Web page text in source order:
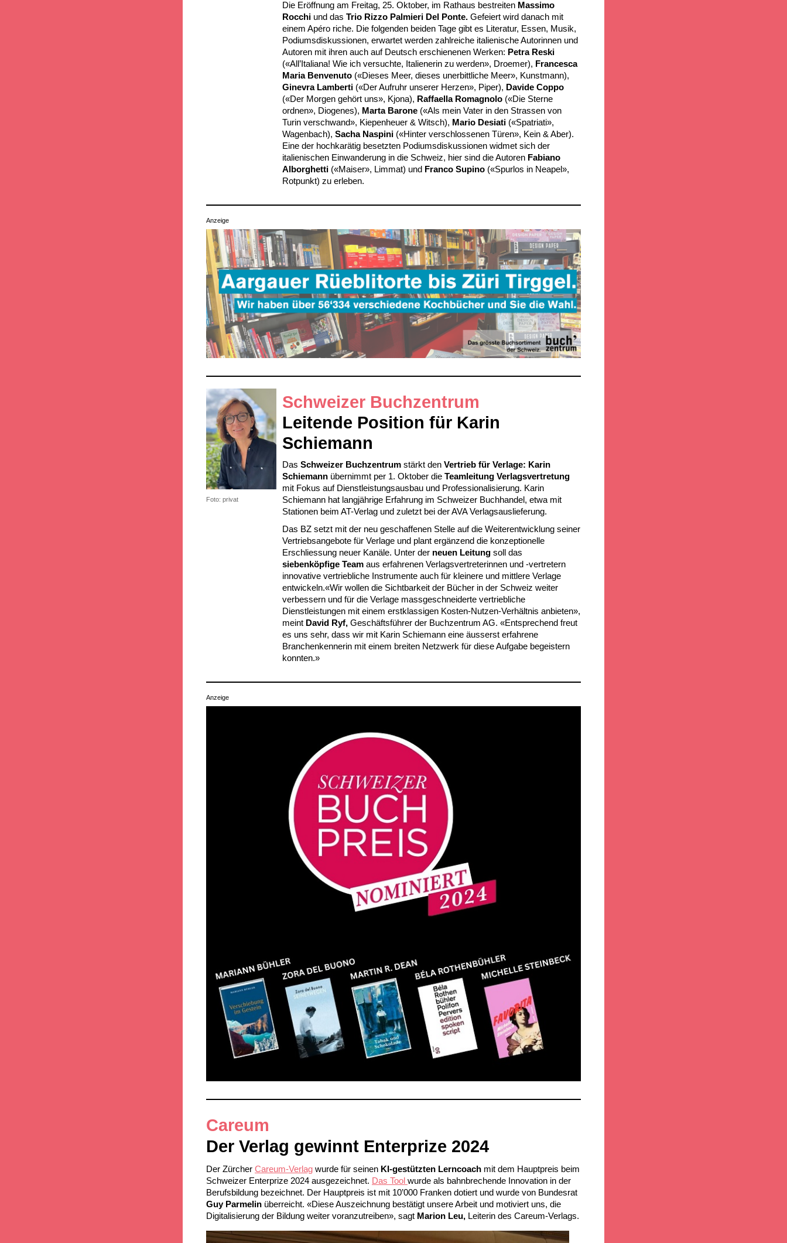
Die Eröffnung am Freitag, 25. Oktober, im Rathaus bestreiten Massimo
Rocchi und das Trio Rizzo Palmieri Del Ponte. Gefeiert wird danach mit
einem Apéro riche. Die folgenden beiden Tage gibt es Literatur, Essen, Musik,
Podiumsdiskussionen, erwartet werden zahlreiche italienische Autorinnen und
Autoren mit ihren auch auf Deutsch erschienenen Werken: Petra Reski
(«All’Italiana! Wie ich versuchte, Italienerin zu werden», Droemer), Francesca
Maria Benvenuto («Dieses Meer, dieses unerbittliche Meer», Kunstmann),
Ginevra Lamberti («Der Aufruhr unserer Herzen», Piper), Davide Coppo
(«Der Morgen gehört uns», Kjona), Raffaella Romagnolo («Die Sterne
ordnen», Diogenes), Marta Barone («Als mein Vater in den Strassen von
Turin verschwand», Kiepenheuer & Witsch), Mario Desiati («Spatriati»,
Wagenbach), Sacha Naspini («Hinter verschlossenen Türen», Kein & Aber).
Eine der hochkarätig besetzten Podiumsdiskussionen widmet sich der
italienischen Einwanderung in die Schweiz, hier sind die Autoren Fabiano
Alborghetti («Maiser», Limmat) und Franco Supino («Spurlos in Neapel»,
Rotpunkt) zu erleben.
Anzeige
Foto: privat
Schweizer Buchzentrum
Leitende Position für Karin
Schiemann
Das Schweizer Buchzentrum stärkt den Vertrieb für Verlage: Karin
Schiemann übernimmt per 1. Oktober die Teamleitung Verlagsvertretung
mit Fokus auf Dienstleistungsausbau und Professionalisierung. Karin
Schiemann hat langjährige Erfahrung im Schweizer Buchhandel, etwa mit
Stationen beim AT-Verlag und zuletzt bei der AVA Verlagsauslieferung.
Das BZ setzt mit der neu geschaffenen Stelle auf die Weiterentwicklung seiner
Vertriebsangebote für Verlage und plant ergänzend die konzeptionelle
Erschliessung neuer Kanäle. Unter der neuen Leitung soll das
siebenköpfige Team aus erfahrenen Verlagsvertreterinnen und -vertretern
innovative vertriebliche Instrumente auch für kleinere und mittlere Verlage
entwickeln.«Wir wollen die Sichtbarkeit der Bücher in der Schweiz weiter
verbessern und für die Verlage massgeschneiderte vertriebliche
Dienstleistungen mit einem erstklassigen Kosten-Nutzen-Verhältnis anbieten»,
meint David Ryf, Geschäftsführer der Buchzentrum AG. «Entsprechend freut
es uns sehr, dass wir mit Karin Schiemann eine äusserst erfahrene
Branchenkennerin mit einem breiten Netzwerk für diese Aufgabe begeistern
konnten.»
Anzeige
Careum
Der Verlag gewinnt Enterprize 2024
Der Zürcher Careum-Verlag wurde für seinen KI-gestützten Lerncoach mit dem Hauptpreis beim
Schweizer Enterprize 2024 ausgezeichnet. Das Tool wurde als bahnbrechende Innovation in der
Berufsbildung bezeichnet. Der Hauptpreis ist mit 10’000 Franken dotiert und wurde von Bundesrat
Guy Parmelin überreicht. «Diese Auszeichnung bestätigt unsere Arbeit und motiviert uns, die
Digitalisierung der Bildung weiter voranzutreiben», sagt Marion Leu, Leiterin des Careum-Verlags.